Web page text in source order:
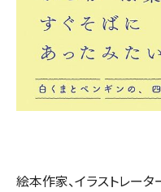
絵本作家、イラストレー